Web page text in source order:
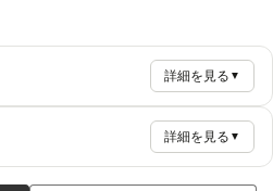
詳細を見る ▼
詳細を見る ▼